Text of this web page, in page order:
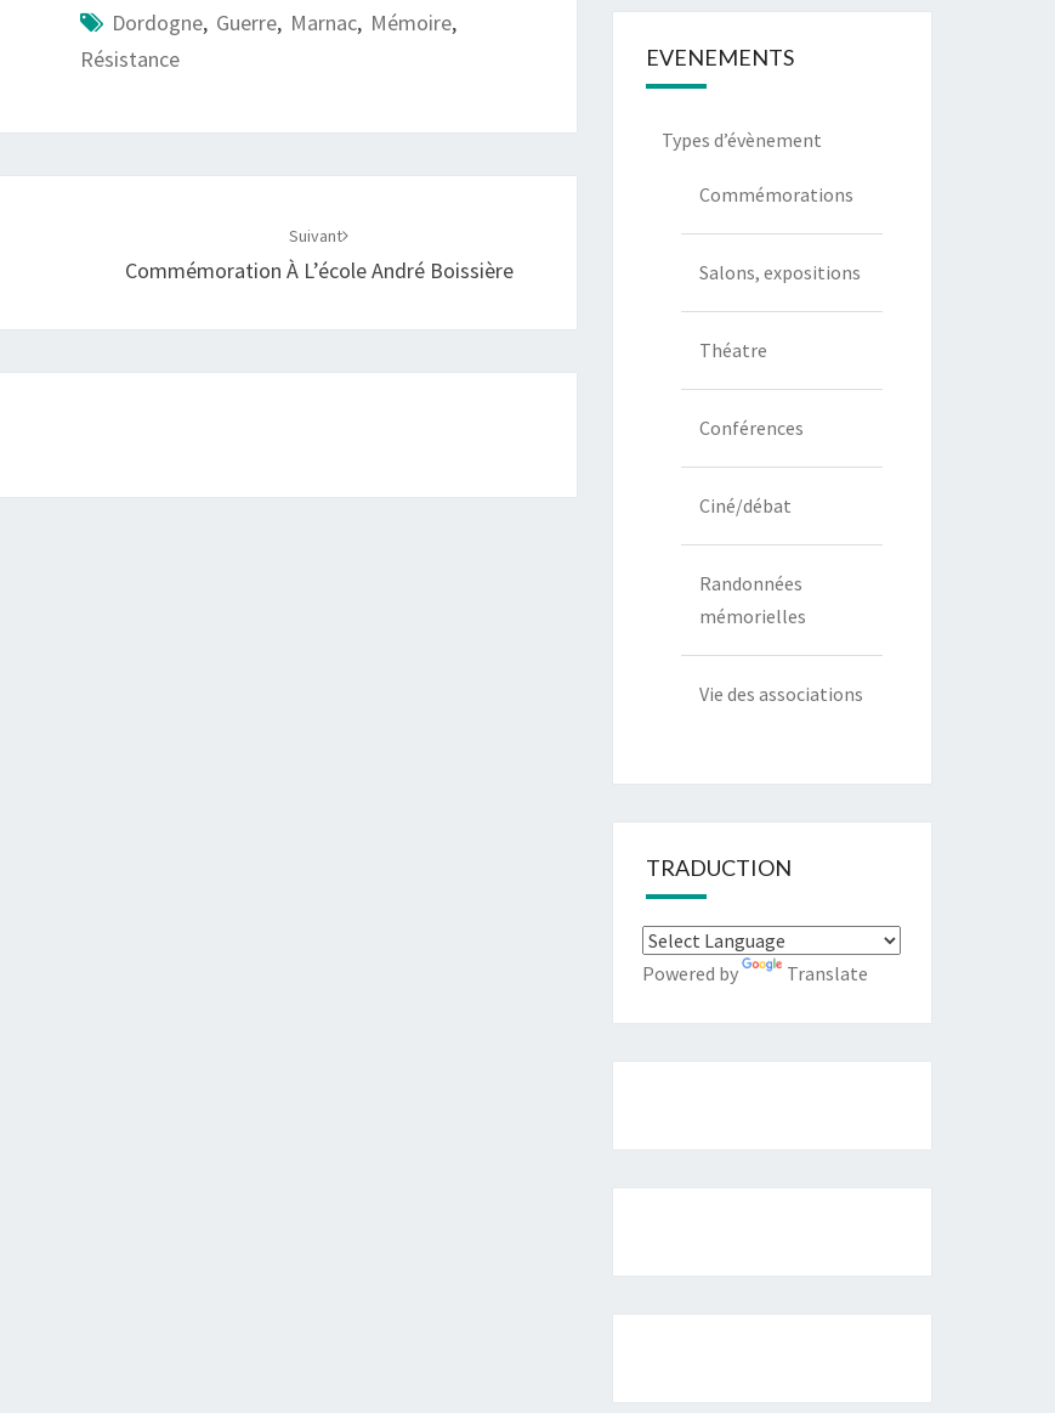
Dordogne, Guerre, Marnac, Mémoire,
Résistance
Suivant
Commémoration À L’école André Boissière
EVENEMENTS
Types d’évènement
Commémorations
Salons, expositions
Théatre
Conférences
Ciné/débat
Randonnées
mémorielles
Vie des associations
TRADUCTION
Powered by Translate